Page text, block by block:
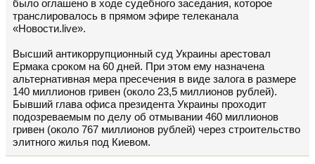
было оглашено в ходе судебного заседания, которое
транслировалось в прямом эфире телеканала
«Новости.live».
Высший антикоррупционный суд Украины арестовал
Ермака сроком на 60 дней. При этом ему назначена
альтернативная мера пресечения в виде залога в размере
140 миллионов гривен (около 23,5 миллионов рублей).
Бывший глава офиса президента Украины проходит
подозреваемым по делу об отмывании 460 миллионов
гривен (около 767 миллионов рублей) через строительство
элитного жилья под Киевом.